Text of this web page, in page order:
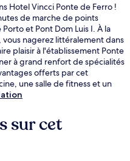
Hotel Vincci Ponte de Ferro !
de marche de points
et Pont Dom Luis I. À la
nagerez littéralement dans
plaisir à l'établissement Ponte
à grand renfort de spécialités
offerts par cet
une salle de fitness et un
attentionné et la présentation
séparent l'hébergement des
do Morro est accessible en
à 8 min à pied.
sur cet